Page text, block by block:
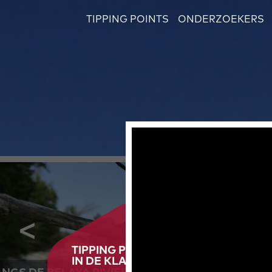
TIPPING POINTS ONDERZOEKERS
TIPPING POINT AHEAD
IN DE KLAS